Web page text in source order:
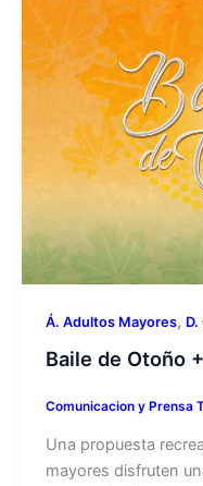
Á. Adultos Mayores,
Baile de Otoño
Comunicacion y Prensa
Una propuesta
mayores disfruten